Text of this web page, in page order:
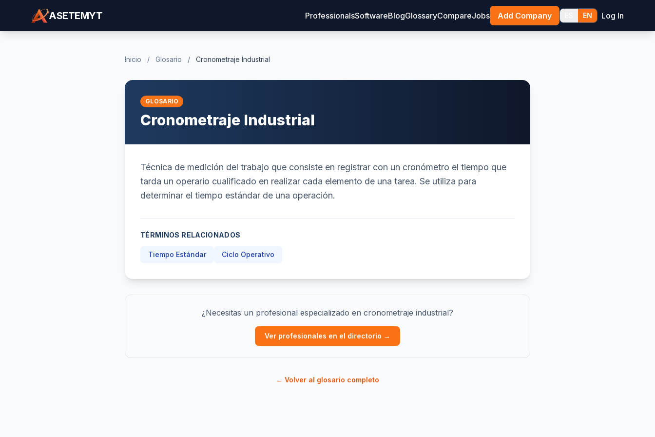
ASETEMYT ProfessionalsSoftwareBlogGlossaryCompareJobs Add Company EN Log In
Inicio / Glosario / Cronometraje Industrial
GLOSARIO
Cronometraje Industrial
Técnica de medición del trabajo que consiste en registrar con un cronómetro el tiempo que
tarda un operario cualificado en realizar cada elemento de una tarea. Se utiliza para
determinar el tiempo estándar de una operación.
TÉRMINOS RELACIONADOS
Tiempo Estándar Ciclo Operativo
¿Necesitas un profesional especializado en cronometraje industrial?
Ver profesionales en el directorio →
← Volver al glosario completo